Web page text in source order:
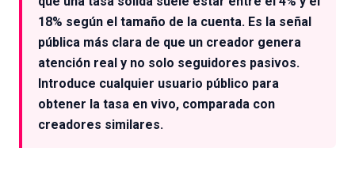
18% según el tamaño de la cuenta. Es la señal
pública más clara de que un creador genera
atención real y no solo seguidores pasivos.
Introduce cualquier usuario público para
obtener la tasa en vivo, comparada con
creadores similares.